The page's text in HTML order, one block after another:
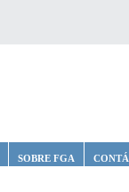
SOBRE FGA